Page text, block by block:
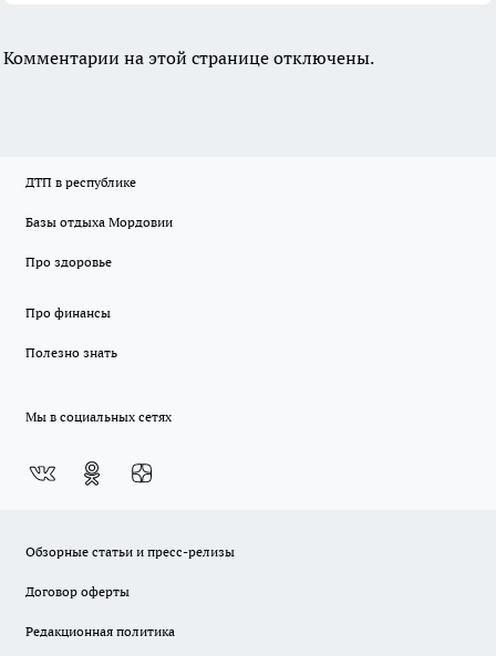
Комментарии на этой странице отключены.
ДТП в республике
Базы отдыха Мордовии
Про здоровье
Про финансы
Полезно знать
Мы в социальных сетях
Обзорные статьи и пресс-релизы
Договор оферты
Редакционная политика